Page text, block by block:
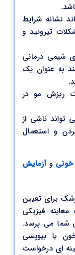
نشانه شرایط
تیروئید و
شیمی درمانی
به عنوان یک
ریزش مو در
ناشی از
و استعمال
وآزمایش
برای تعیین
فیزیکی
شما می پرسد.
یا بیوپسی
ای درخواست